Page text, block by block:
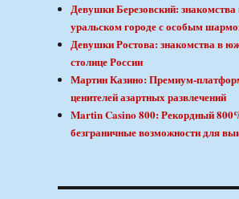
Девушки Березовский: знакомства
уральском городе с особым
Девушки Ростова: знакомства в
столице России
Мартин Казино: Премиум-
ценителей азартных развлечений
Martin Casino 800: Рекордный
безграничные возможности для